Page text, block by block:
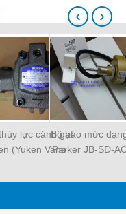
lực cánh gạt
(Yuken Vane
Bộ báo mức
Parker JB-SD-
‹ ›